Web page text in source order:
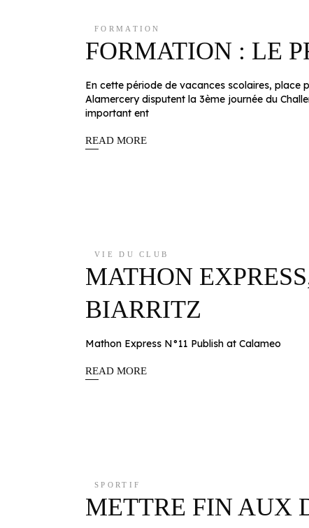
FORMATION
FORMATION : LE
En cette période de vacances scolaires, place
Alamercery disputent la 3ème journée du
important ent
READ MORE
VIE DU CLUB
MATHON
BIARRITZ
Mathon Express N°11 Publish at Calameo
READ MORE
SPORTIF
METTRE FIN AUX